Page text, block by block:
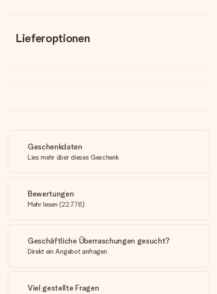
Lieferoptionen
Geschenkdaten
Lies mehr über dieses Geschenk
Bewertungen
Mehr lesen (22,776)
Geschäftliche Überraschungen gesucht?
Direkt ein Angebot anfragen
Viel gestellte Fragen